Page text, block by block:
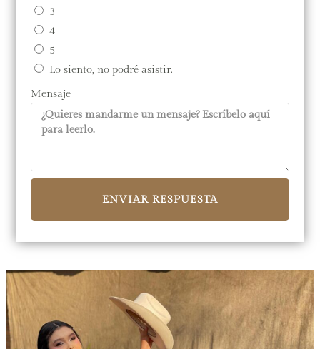
3
4
5
Lo siento, no podré asistir.
Mensaje
ENVIAR RESPUESTA